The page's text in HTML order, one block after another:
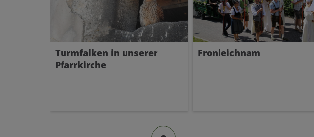
Turmfalken in unserer
Pfarrkirche
Fronleichnam